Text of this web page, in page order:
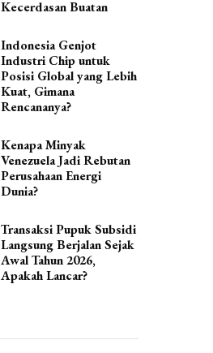
Kecerdasan Buatan
Indonesia Genjot
Industri Chip untuk
Posisi Global yang Lebih
Kuat, Gimana
Rencananya?
Kenapa Minyak
Venezuela Jadi Rebutan
Perusahaan Energi
Dunia?
Transaksi Pupuk Subsidi
Langsung Berjalan Sejak
Awal Tahun 2026,
Apakah Lancar?